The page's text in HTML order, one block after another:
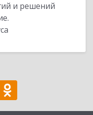
и решений